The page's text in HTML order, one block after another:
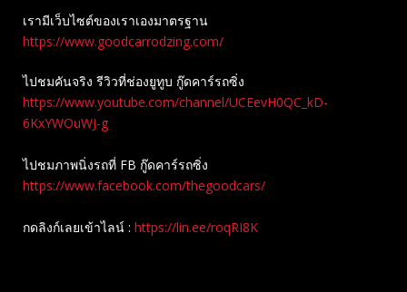
เรามีเว็บไซต์ของเราเองมาตรฐาน
https://www.goodcarrodzing.com/
ไปชมคันจริง รีวิวที่ช่องยู​ทูบ​ กู๊ดคาร์รถซิ่ง
https://www.youtube.com/channel/UCEevH0QC_kD-
6KxYWOuWJ-g
ไปชมภาพนิ่งรถที่ FB กู๊ดคาร์รถซิ่ง
https://www.facebook.com/thegoodcars/
กดลิงก์เลยเข้าไลน์ : https://lin.ee/roqRI8K